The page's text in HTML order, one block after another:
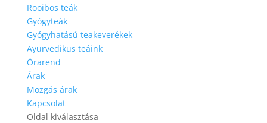
Rooibos teák
Gyógyteák
Gyógyhatású teakeverékek
Ayurvedikus teáink
Órarend
Árak
Mozgás árak
Kapcsolat
Oldal kiválasztása